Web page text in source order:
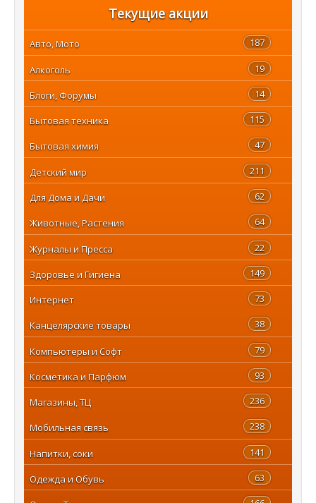
Текущие акции
187
Авто, Мото
19
Алкоголь
14
Блоги, Форумы
115
Бытовая техника
47
Бытовая химия
211
Детский мир
62
Для Дома и Дачи
64
Животные, Растения
22
Журналы и Пресса
149
Здоровье и Гигиена
73
Интернет
38
Канцелярские товары
79
Компьютеры и Софт
93
Косметика и Парфюм
236
Магазины, ТЦ
238
Мобильная связь
141
Напитки, соки
63
Одежда и Обувь